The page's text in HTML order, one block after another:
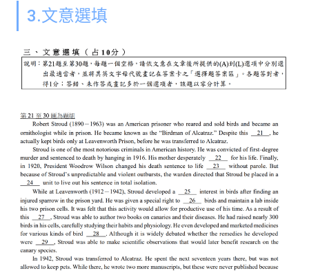
3.文意選填